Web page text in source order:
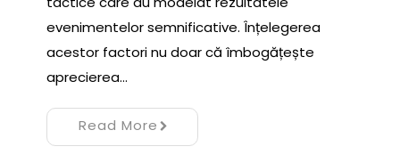
evenimentelor semnificative. Înțelegerea
acestor factori nu doar că îmbogățește
aprecierea…
Read More